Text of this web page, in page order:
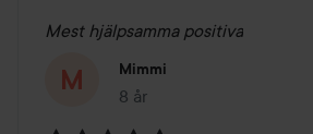
Mest hjälpsamma positiva
Mimmi
8 år
Inlägget skapades 8 år